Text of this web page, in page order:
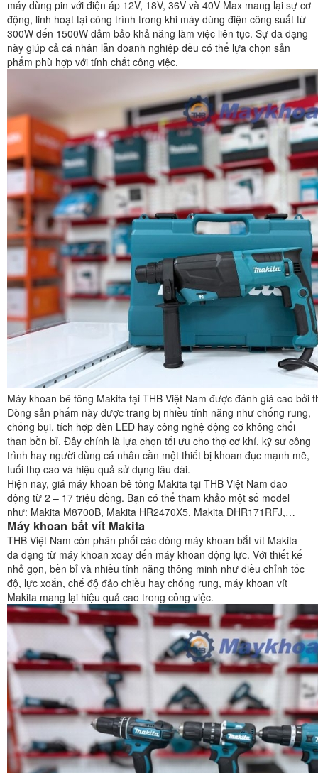
máy dùng pin với điện áp 12V, 18V, 36V và 40V Max mang lại sự cơ
động, linh hoạt tại công trình trong khi máy dùng điện công suất từ
300W đến 1500W đảm bảo khả năng làm việc liên tục. Sự đa dạng
này giúp cả cá nhân lẫn doanh nghiệp đều có thể lựa chọn sản
phẩm phù hợp với tính chất công việc.
Máy khoan bê tông Makita tại THB Việt Nam được đánh giá cao bởi
Dòng sản phẩm này được trang bị nhiều tính năng như chống rung,
chống bụi, tích hợp đèn LED hay công nghệ động cơ không chổi
than bền bỉ. Đây chính là lựa chọn tối ưu cho thợ cơ khí, kỹ sư công
trình hay người dùng cá nhân cần một thiết bị khoan đục mạnh mẽ,
tuổi thọ cao và hiệu quả sử dụng lâu dài.
Hiện nay, giá máy khoan bê tông Makita tại THB Việt Nam dao
động từ 2 – 17 triệu đồng. Bạn có thể tham khảo một số model
như: Makita M8700B, Makita HR2470X5, Makita DHR171RFJ,…
Máy khoan bắt vít Makita
THB Việt Nam còn phân phối các dòng máy khoan bắt vít Makita
đa dạng từ máy khoan xoay đến máy khoan động lực. Với thiết kế
nhỏ gọn, bền bỉ và nhiều tính năng thông minh như điều chỉnh tốc
độ, lực xoắn, chế độ đảo chiều hay chống rung, máy khoan vít
Makita mang lại hiệu quả cao trong công việc.